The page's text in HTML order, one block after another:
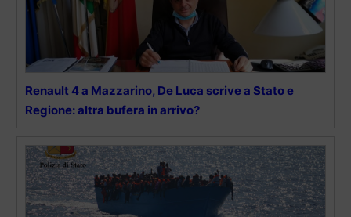
Renault 4 a Mazzarino, De Luca scrive a Stato e
Regione: altra bufera in arrivo?